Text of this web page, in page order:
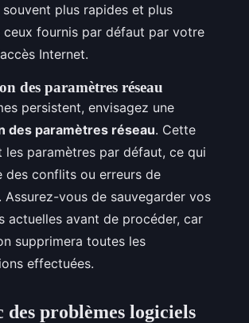
plus rapides et plus
ceux fournis par défaut par votre
Internet.
des paramètres réseau
persistent, envisagez une
des paramètres réseau. Cette
paramètres par défaut, ce qui
des conflits ou erreurs de
vous de sauvegarder vos
actuelles avant de procéder, car
supprimera toutes les
effectuées.
des problèmes logiciels